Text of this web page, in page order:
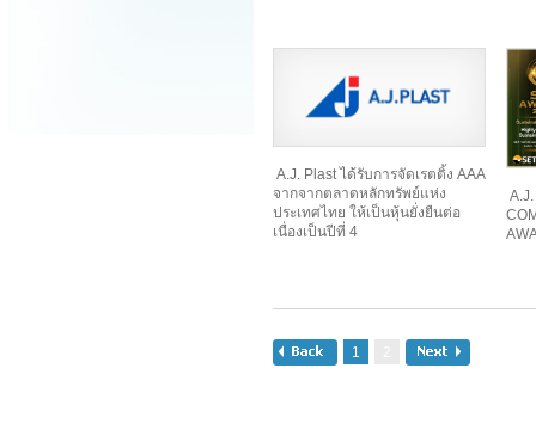
A.J. Plast ได้รับการจัดเรตติ้ง AAA
จากจากตลาดหลักทรัพย์แห่ง
ประเทศไทย ให้เป็นหุ้นยั่งยืนต่อ
เนื่องเป็นปีที่ 4
1